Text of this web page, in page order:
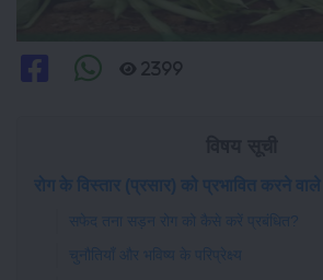
2399
रोग के विस्तार (प्रसार) को प्रभावित करने
सफेद तना सड़न रोग को कैसे करें प्रबंधित?
चुनौतियाँ और भविष्य के परिप्रेक्ष्य